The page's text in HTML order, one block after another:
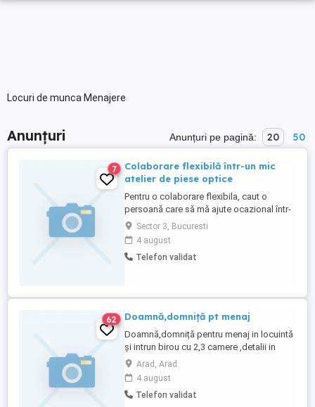
Locuri de munca Menajere
Anunțuri Anunțuri pe pagină: 20 50
7
Colaborare flexibilă într-un mic
atelier de piese optice
Pentru o colaborare flexibila, caut o
persoană care să mă ajute ocazional într-
un mic atelier de optică, unde pregătesc și
vând piese optice: oglinzi, filtre, lentile etc.
Activitatea este variată și poate include:
pregătirea pieselor optice (curatare,
Sector 3, Bucuresti
4 august
Telefon validat
62 Doamnă,domniță pt menaj
Doamnă,domniță pentru menaj in locuintă
și intrun birou cu 2,3 camere ,detalii in
privat pe whap locatia Arad, 2 zile pe
saptamană cateva ore acuma in functie de
ce trebuie facut nu sant anumite ore fixe
ca zile in cirsul ssptamani una dintre ele ar
Arad, Arad
4 august
Telefon validat